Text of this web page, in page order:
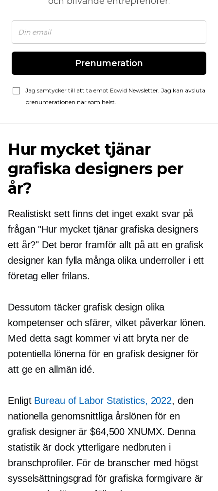
Prenumeration
Jag samtycker till att ta emot Ecwid Newsletter. Jag kan avsluta
prenumerationen när som helst.
Hur mycket tjänar
grafiska designers per
år?
Realistiskt sett finns det inget exakt svar på
frågan "Hur mycket tjänar grafiska designers
ett år?" Det beror framför allt på att en grafisk
designer kan fylla många olika underrolleri ett
företag eller frilans.
Dessutom täcker grafisk design olika
kompetenser och sfärer, vilket påverkar lönen.
Med detta sagt kommer vi att bryta ner de
potentiella lönerna för en grafisk designer för
att ge en allmän idé.
Enligt Bureau of Labor Statistics, 2022, den
nationella genomsnittliga årslönen för en
grafisk designer är $64,500 XNUMX. Denna
statistik är dock ytterligare nedbruten i
branschprofiler. För de branscher med högst
sysselsättningsgrad för grafiska formgivare är